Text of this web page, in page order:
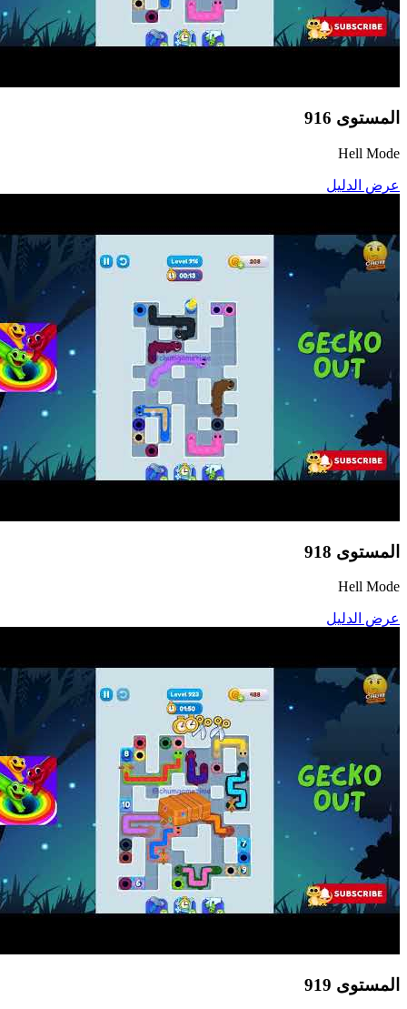
المستوى 916
Hell Mode
عرض الدليل
المستوى 918
Hell Mode
عرض الدليل
المستوى 919